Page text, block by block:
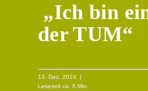
„Ich bin
der TUM“
13. Dez. 2024 |
Lesezeit ca. 6 Min.